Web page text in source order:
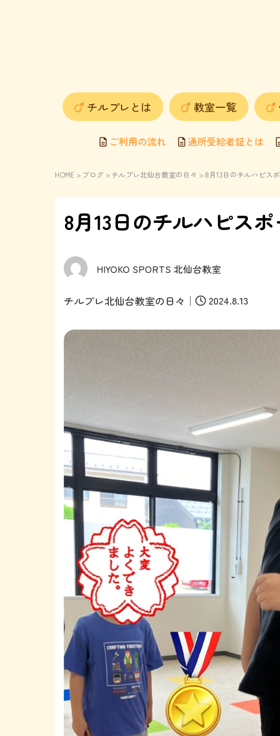
チルプレとは 教室一覧
ご利用の流れ 通所受給者証とは
HOME > ブログ > チルプレ北仙台教室の日々 > 8月13日のチルハピス
8月13日のチルハピス
HIYOKO SPORTS 北仙台教室
チルプレ北仙台教室の日々 ｜ 2024.8.13